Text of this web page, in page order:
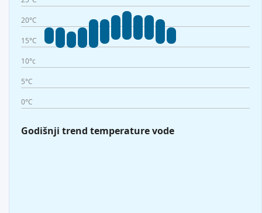
20°C
15°C
10°c
5°C
0°C
Godišnji trend temperature vode